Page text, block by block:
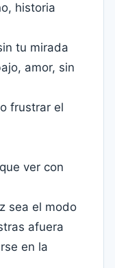
historia
tu mirada
amor, sin
frustrar el
ver con
sea el modo
afuera
en la